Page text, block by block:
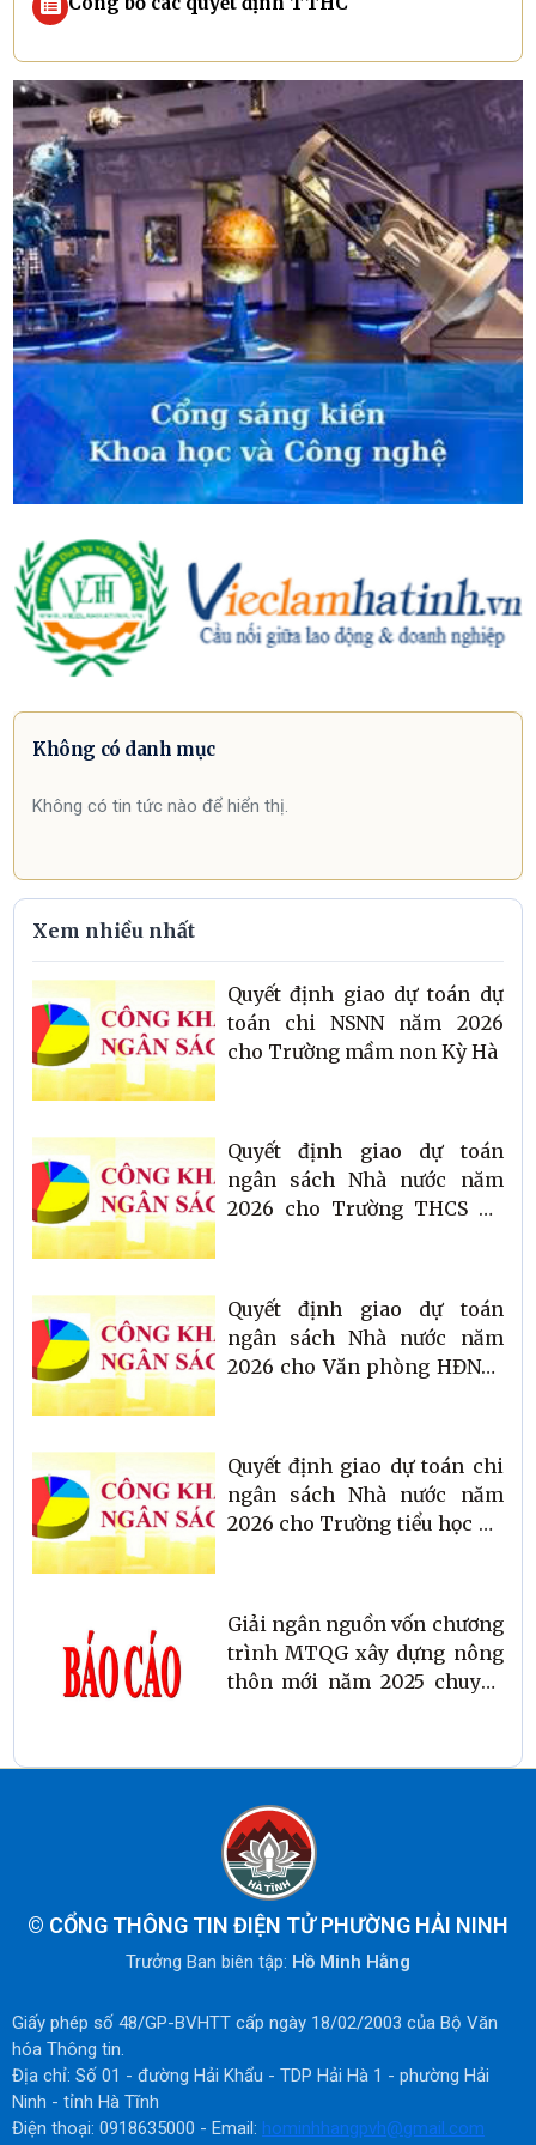
Không có danh mục
Không có tin tức nào để hiển thị.
Xem nhiều nhất
Quyết định giao dự toán dự
toán chi NSNN năm 2026
cho Trường mầm non Kỳ Hà
Quyết định giao dự toán
ngân sách Nhà nước năm
2026 cho Trường THCS Kỳ
Quyết định giao dự toán
ngân sách Nhà nước năm
2026 cho Văn phòng HĐND-
Quyết định giao dự toán chi
ngân sách Nhà nước năm
2026 cho Trường tiểu học Kỳ
Giải ngân nguồn vốn chương
trình MTQG xây dựng nông
thôn mới năm 2025 chuyển
© CỔNG THÔNG TIN ĐIỆN TỬ PHƯỜNG HẢI NINH
Trưởng Ban biên tập: Hồ Minh Hằng
Giấy phép số 48/GP-BVHTT cấp ngày 18/02/2003 của Bộ Văn
hóa Thông tin.
Địa chỉ: Số 01 - đường Hải Khẩu - TDP Hải Hà 1 - phường Hải
Ninh - tỉnh Hà Tĩnh
Điện thoại: 0918635000 - Email: hominhhangpvh@gmail.com